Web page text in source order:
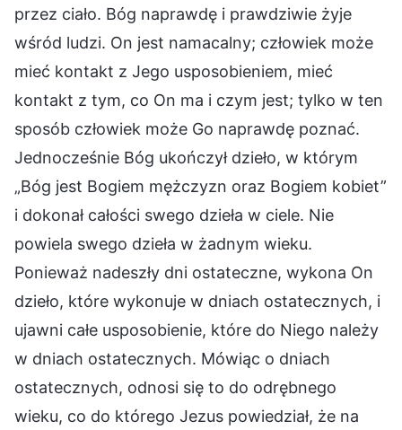
przez ciało. Bóg naprawdę i prawdziwie żyje
wśród ludzi. On jest namacalny; człowiek może
mieć kontakt z Jego usposobieniem, mieć
kontakt z tym, co On ma i czym jest; tylko w ten
sposób człowiek może Go naprawdę poznać.
Jednocześnie Bóg ukończył dzieło, w którym
„Bóg jest Bogiem mężczyzn oraz Bogiem kobiet”
i dokonał całości swego dzieła w ciele. Nie
powiela swego dzieła w żadnym wieku.
Ponieważ nadeszły dni ostateczne, wykona On
dzieło, które wykonuje w dniach ostatecznych, i
ujawni całe usposobienie, które do Niego należy
w dniach ostatecznych. Mówiąc o dniach
ostatecznych, odnosi się to do odrębnego
wieku, co do którego Jezus powiedział, że na